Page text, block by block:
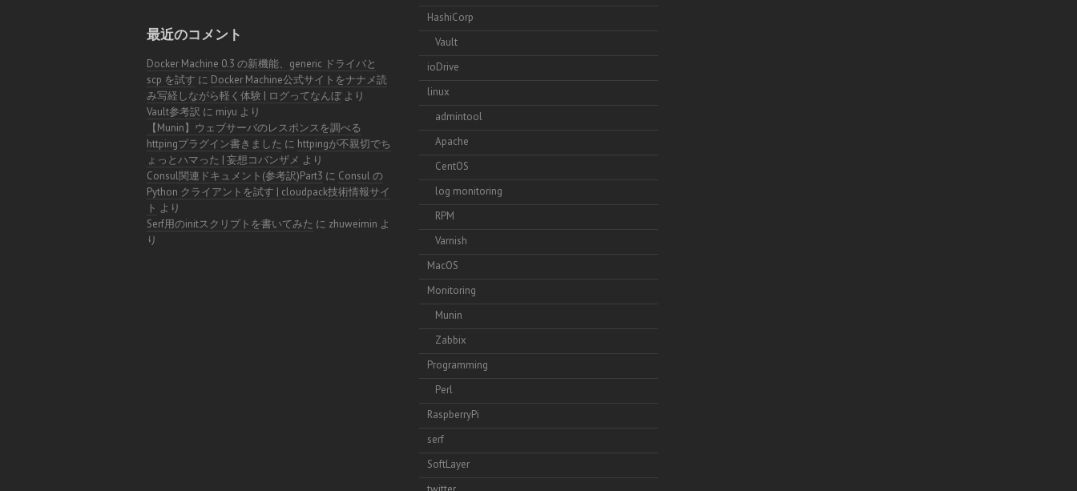
最近のコメント
Docker Machine 0.3 の新機能、generic ドライバと
scp を試す に Docker Machine公式サイトをナナメ読
み写経しながら軽く体験 | ログってなんぼより
Vault参考訳 に miyu より
【Munin】ウェブサーバのレスポンスを調べる
httpingプラグイン書きました に httpingが不親切でち
ょっとハマった | 妄想コバンザメ より
Consul関連ドキュメント(参考訳)Part3 に Consul の
Python クライアントを試す | cloudpack技術情報サイ
ト より
Serf用のinitスクリプトを書いてみた に zhuweimin よ
り
HashiCorp
Vault
ioDrive
linux
admintool
Apache
CentOS
log monitoring
RPM
Varnish
MacOS
Monitoring
Munin
Zabbix
Programming
Perl
RaspberryPi
serf
SoftLayer